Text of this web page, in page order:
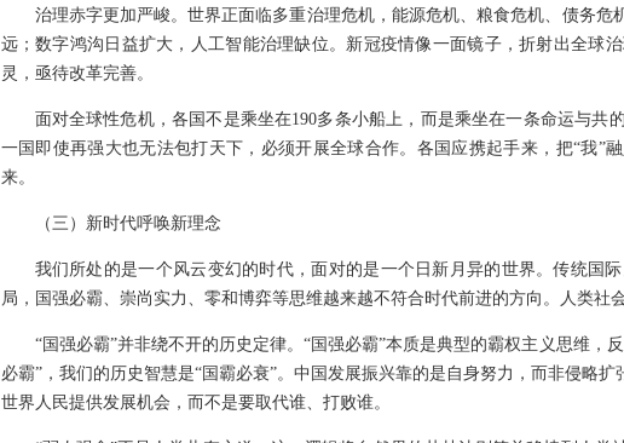
治理赤字更加严峻。世界正面临多重治理危机，能源危机、粮食危机、债务
远；数字鸿沟日益扩大，人工智能治理缺位。新冠疫情像一面镜子，折射出全球
灵，亟待改革完善。
面对全球性危机，各国不是乘坐在190多条小船上，而是乘坐在一条命运与
一国即使再强大也无法包打天下，必须开展全球合作。各国应携起手来，把“我”
来。
（三）新时代呼唤新理念
我们所处的是一个风云变幻的时代，面对的是一个日新月异的世界。传统国
局，国强必霸、崇尚实力、零和博弈等思维越来越不符合时代前进的方向。人类社
“国强必霸”并非绕不开的历史定律。“国强必霸”本质是典型的霸权主义思维，
必霸”，我们的历史智慧是“国霸必衰”。中国发展振兴靠的是自身努力，而非侵略
世界人民提供发展机会，而不是要取代谁、打败谁。